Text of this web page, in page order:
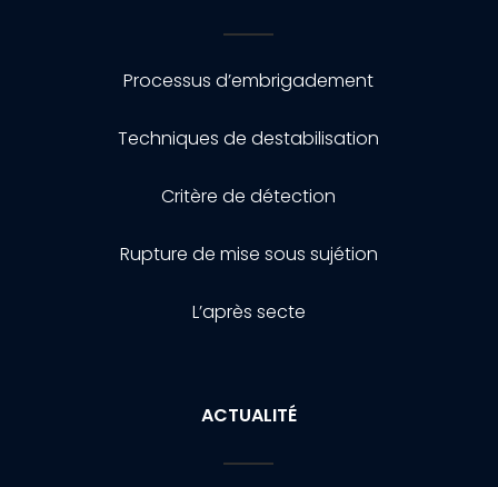
Processus d’embrigadement
Techniques de destabilisation
Critère de détection
Rupture de mise sous sujétion
L’après secte
ACTUALITÉ